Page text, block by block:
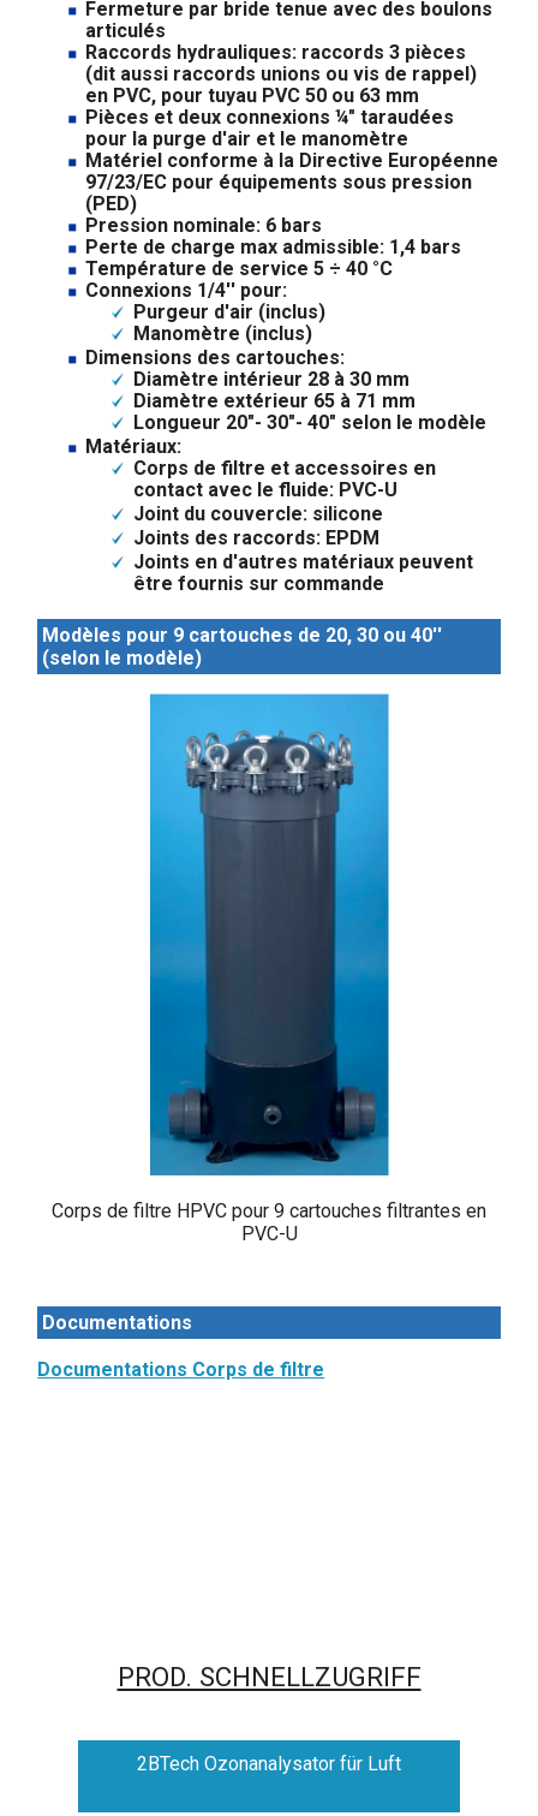
Fermeture par bride tenue avec des boulons
articulés
Raccords hydrauliques: raccords 3 pièces
(dit aussi raccords unions ou vis de rappel)
en PVC, pour tuyau PVC 50 ou 63 mm
Pièces et deux connexions ¼" taraudées
pour la purge d'air et le manomètre
Matériel conforme à la Directive Européenne
97/23/EC pour équipements sous pression
(PED)
Pression nominale: 6 bars
Perte de charge max admissible: 1,4 bars
Température de service 5 ÷ 40 °C
Connexions 1/4'' pour:
Purgeur d'air (inclus)
Manomètre (inclus)
Dimensions des cartouches:
Diamètre intérieur 28 à 30 mm
Diamètre extérieur 65 à 71 mm
Longueur 20"- 30"- 40" selon le modèle
Matériaux:
Corps de filtre et accessoires en
contact avec le fluide: PVC-U
Joint du couvercle: silicone
Joints des raccords: EPDM
Joints en d'autres matériaux peuvent
être fournis sur commande
Modèles pour 9 cartouches de 20, 30 ou 40''
(selon le modèle)
Corps de filtre HPVC pour 9 cartouches filtrantes en
PVC-U
Documentations
Documentations Corps de filtre
PROD. SCHNELLZUGRIFF
2BTech Ozonanalysator für Luft